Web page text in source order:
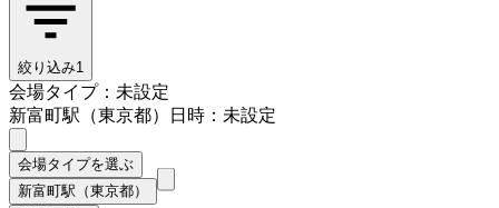
絞り込み1
会場タイプ：未設定
新富町駅（東京都）
日時：未設定
会場タイプを選ぶ
新富町駅（東京都）